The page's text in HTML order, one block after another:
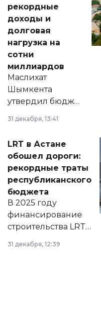
рекордные
доходы и
долговая
нагрузка на
сотни
миллиардов
Маслихат
Шымкента
утвердил бюджет
города на 2026–
2028 годы.
документ
появился в базе
нормативных
правовых актов и
на сайте маслихат
города.
31 декабря, 13:41
LRT в Астане
обошел дороги:
рекордные траты
республиканского
бюджета
В 2025 году
финансирование
строительства LRT
в Астане из
республиканского
31 декабря, 12:39